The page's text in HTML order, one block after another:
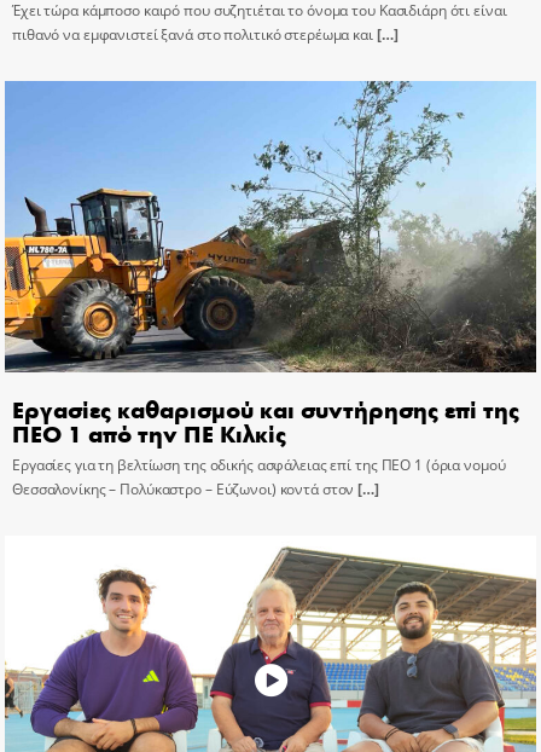
Έχει τώρα κάμποσο καιρό που συζητιέται το όνομα του Κασιδιάρη ότι είναι
πιθανό να εμφανιστεί ξανά στο πολιτικό στερέωμα και[…]
Εργασίες καθαρισμού και συντήρησης επί της
ΠΕΟ 1 από την ΠΕ Κιλκίς
Εργασίες για τη βελτίωση της οδικής ασφάλειας επί της ΠΕΟ 1 (όρια νομού
Θεσσαλονίκης – Πολύκαστρο – Εύζωνοι) κοντά στον […]